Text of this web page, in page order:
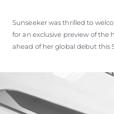
Sunseeker was thrilled to
for an exclusive preview of
ahead of her global debut this